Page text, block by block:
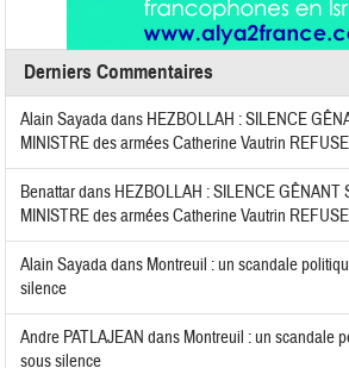
Derniers Commentaires
Alain Sayadadans HEZBOLLAH : SILENCE
MINISTRE des armées Catherine Vautrin
Benattardans HEZBOLLAH : SILENCE
MINISTRE des armées Catherine Vautrin
Alain Sayadadans Montreuil : un scandale
silence
Andre PATLAJEAN dans Montreuil : un scandale
sous silence